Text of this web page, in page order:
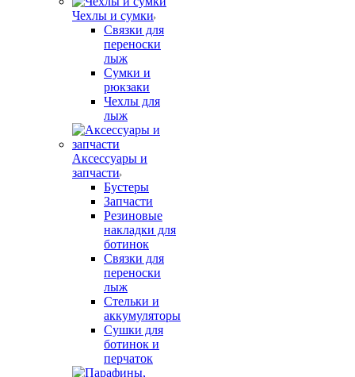
Чехлы и сумки
Связки для
переноски
лыж
Сумки и
рюкзаки
Чехлы для
лыж
Аксессуары и
запчасти
Бустеры
Запчасти
Резиновые
накладки для
ботинок
Связки для
переноски
лыж
Стельки и
аккумуляторы
Сушки для
ботинок и
перчаток